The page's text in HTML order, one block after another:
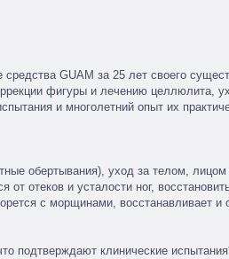
GUAM за 25 лет своего
фигуры и лечению целлюлита,
и многолетний опыт их
обертывания), уход за телом,
отеков и усталости ног,
с морщинами, восстанавливает и
подтверждают клинические